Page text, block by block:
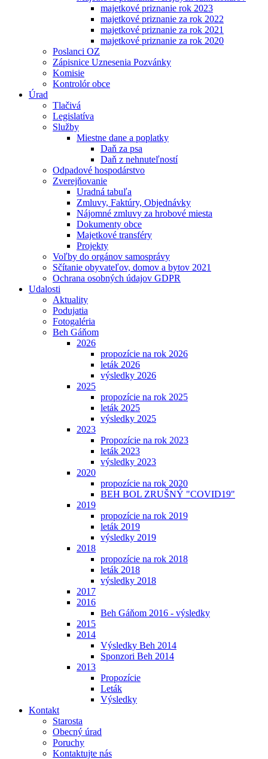
majetkové priznanie rok 2023
majetkové priznanie za rok 2022
majetkové priznanie za rok 2021
majetkové priznanie za rok 2020
Poslanci OZ
Zápisnice Uznesenia Pozvánky
Komisie
Kontrolór obce
Úrad
Tlačivá
Legislatíva
Služby
Miestne dane a poplatky
Daň za psa
Daň z nehnuteľností
Odpadové hospodárstvo
Zverejňovanie
Uradná tabuľa
Zmluvy, Faktúry, Objednávky
Nájomné zmluvy za hrobové miesta
Dokumenty obce
Majetkové transféry
Projekty
Voľby do orgánov samosprávy
Sčítanie obyvateľov, domov a bytov 2021
Ochrana osobných údajov GDPR
Udalosti
Aktuality
Podujatia
Fotogaléria
Beh Gáňom
2026
propozície na rok 2026
leták 2026
výsledky 2026
2025
propozície na rok 2025
leták 2025
výsledky 2025
2023
Propozície na rok 2023
leták 2023
výsledky 2023
2020
propozície na rok 2020
BEH BOL ZRUŠNÝ "COVID19"
2019
propozície na rok 2019
leták 2019
výsledky 2019
2018
propozície na rok 2018
leták 2018
výsledky 2018
2017
2016
Beh Gáňom 2016 - výsledky
2015
2014
Výsledky Beh 2014
Sponzori Beh 2014
2013
Propozície
Leták
Výsledky
Kontakt
Starosta
Obecný úrad
Poruchy
Kontaktujte nás